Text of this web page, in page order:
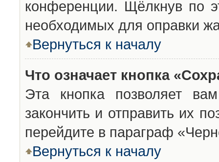
конференции. Щёлкнув по
необходимых для оправки
Вернуться к началу
Что означает кнопка
Эта кнопка позволяет
закончить и отправить их
перейдите в параграф
Вернуться к началу